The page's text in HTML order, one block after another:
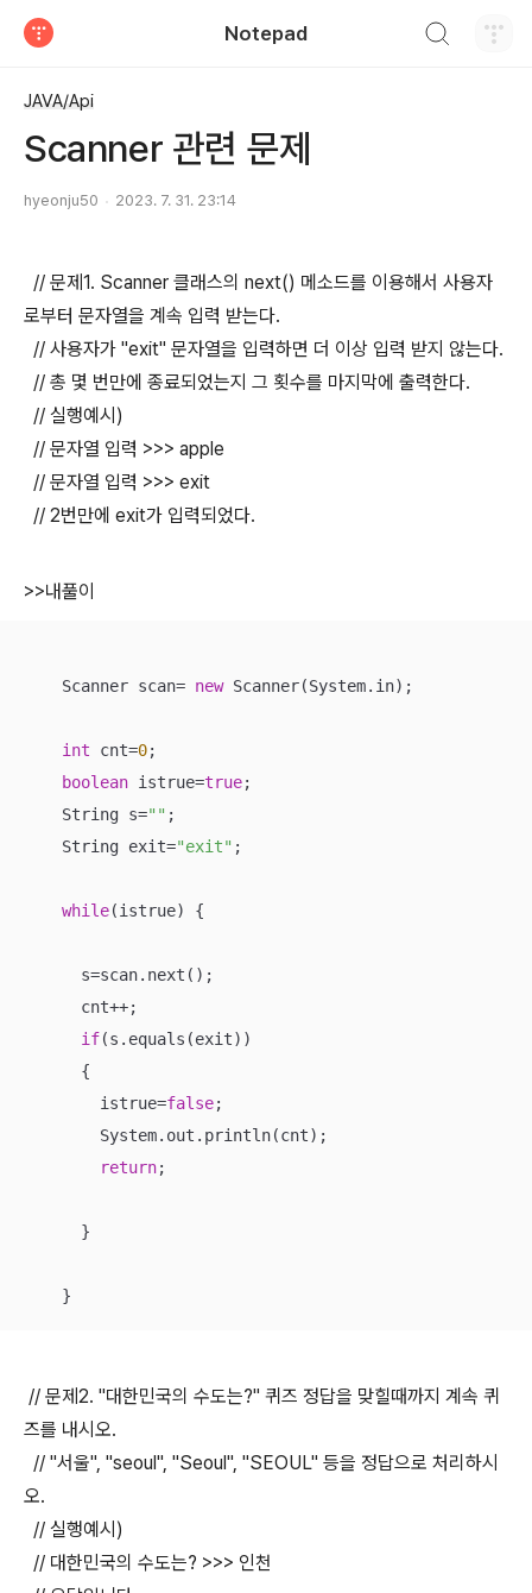
Notepad
JAVA/Api
Scanner 관련 문제
hyeonju50 2023. 7. 31. 23:14
// 문제1. Scanner 클래스의 next() 메소드를 이용해서 사용자
로부터 문자열을 계속 입력 받는다.
// 사용자가 "exit" 문자열을 입력하면 더 이상 입력 받지 않는다.
// 총 몇 번만에 종료되었는지 그 횟수를 마지막에 출력한다.
// 실행예시)
// 문자열 입력 >>> apple
// 문자열 입력 >>> exit
// 2번만에 exit가 입력되었다.
>>내풀이
    Scanner scan=
new Scanner(System.in);
int cnt=0;
boolean istrue=true;
    String s=
"" ;
    String exit=
"exit" ;
while(istrue) {
      s=scan.next();
      cnt++;
if(s.equals(exit))
      {
        istrue=
false;
        System.out.println(cnt);
return;
      }
    }
// 문제2. "대한민국의 수도는?" 퀴즈 정답을 맞힐때까지 계속 퀴
즈를 내시오.
// "서울", "seoul", "Seoul", "SEOUL" 등을 정답으로 처리하시
오.
// 실행예시)
// 대한민국의 수도는? >>> 인천